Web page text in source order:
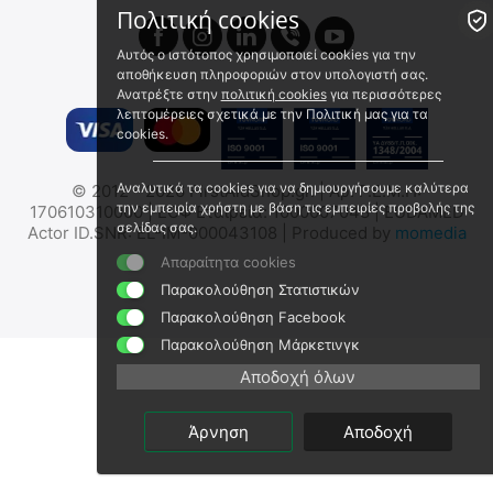
Φακός Fenix CL26R Pro
Επαναφορτιζόμενος με
USB
Άμεσα διαθέσιμο
Αποστολή σε 1 εως 3
(χωρίς ΦΠΑ)
Φακός Fenix E06R
Επαναφορτιζόμενος Με
USB
Αποστολή σε 1 έως 3
εργάσιμες
€ 55.95
€45.12(χωρίς ΦΠΑ)
© 2012 - 2026 FirstAidShop.gr. | Αρ. Γ.Ε.Μ.Η:
170610310000 | ΕΟΦ Εταιρεία: 1000007048 | EUDAMED
Actor ID.SNR: EL-IM-000043108 | Produced by momedia
Πολιτική cookies
Αυτός ο ιστότοπος χρησιμοποιεί cookies για την
αποθήκευση πληροφοριών στον υπολογιστή σας.
Ανατρέξτε στην πολιτική cookiesγια περισσότερες
λεπτομέρειες σχετικά με την Πολιτική μας για τα
cookies.
Αναλυτικά τα cookies για να δημιουργήσουμε καλύτερα
την εμπειρία χρήστη με βάση τις εμπειρίες προβολής της
σελίδας σας.
Απαραίτητα cookies
Παρακολούθηση Στατιστικών
Παρακολούθηση Facebook
Παρακολούθηση Μάρκετινγκ
Αποδοχή όλων
Άρνηση Αποδοχή